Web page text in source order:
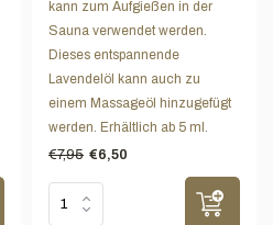
kann zum Aufgießen in der
Sauna verwendet werden.
Dieses entspannende
Lavendelöl kann auch zu
einem Massageöl hinzugefügt
werden. Erhältlich ab 5 ml.
€7,95 €6,50